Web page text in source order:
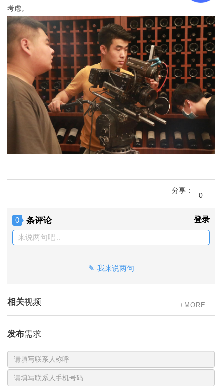
考虑。
0
分享：
0 条评论 登录
来说两句吧...
我来说两句
相关视频 +MORE
发布需求
系
话